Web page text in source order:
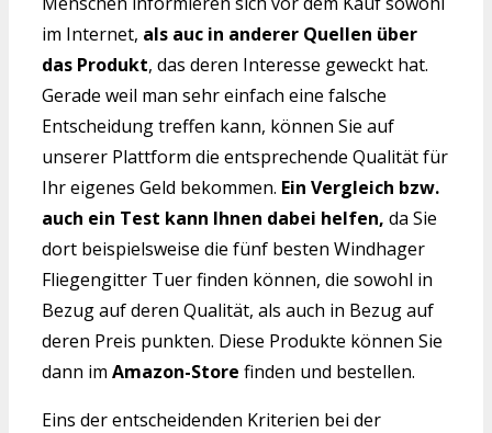
im Internet, als auc in anderer Quellen über
das Produkt, das deren Interesse geweckt hat.
Gerade weil man sehr einfach eine falsche
Entscheidung treffen kann, können Sie auf
unserer Plattform die entsprechende Qualität für
Ihr eigenes Geld bekommen. Ein Vergleich bzw.
auch ein Test kann Ihnen dabei helfen, da Sie
dort beispielsweise die fünf besten Windhager
Fliegengitter Tuer finden können, die sowohl in
Bezug auf deren Qualität, als auch in Bezug auf
deren Preis punkten. Diese Produkte können Sie
dann im Amazon-Store finden und bestellen.
Eins der entscheidenden Kriterien bei der